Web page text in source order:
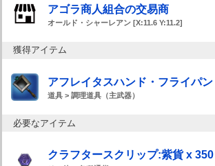
アゴラ商人組合の交易商
オールド・シャーレアン [X:11.6 Y:11.2]
獲得アイテム
アフレイタスハンド・フライパン
道具 > 調理道具（主武器）
必要なアイテム
クラフタースクリップ:紫貨 x 350